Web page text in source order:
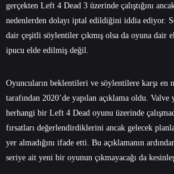
gerçekten Left 4 Dead 3 üzerinde çalıştığını
nedenlerden dolayı iptal edildiğini iddia ediyor.
dair çeşitli söylentiler çıkmış olsa da oyuna dair
ipucu elde edilmiş değil.
Oyuncuların beklentileri ve söylentilere karşı en
tarafından 2020’de yapılan açıklama oldu. Valve
herhangi bir Left 4 Dead oyunu üzerinde
fırsatları değerlendirdiklerini ancak gelecek
yer almadığını ifade etti. Bu açıklamanın
seriye ait yeni bir oyunun çıkmayacağı da